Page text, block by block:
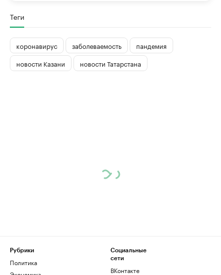
Теги
коронавирус заболеваемость
пандемия
новости Казани
новости Татарстана
Рубрики
Политика
Социальные
сети
ВКонтакте